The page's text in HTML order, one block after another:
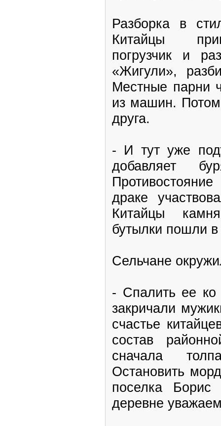
Разборка в
Китайцы
погрузчик и
«Жигули»,
Местные парни
из машин.
друга.
- И тут уже
добавляет
драке
Китайцы
бутылки пошли в
Сельчане
- Спалить ее
закричали
счастье
состав
сначала
Остановить
поселка
деревне